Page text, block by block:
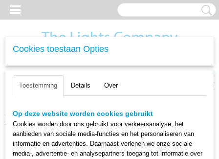
Inloggen Registreren
(0)
Home >Lichtbronnen>LED TL Buizen>LED TL Buis T8 120 cm -
20W - Warm Wit
Cookies toestaan Opties
Toestemming Details Over
Op deze website worden cookies gebruikt
Cookies worden door ons gebruikt voor verkeersanalyse, het
aanbieden van sociale media-functies en het personaliseren van
informatie en advertenties. Daarnaast verlenen we onze sociale
media-, advertentie- en analysepartners toegang tot informatie over